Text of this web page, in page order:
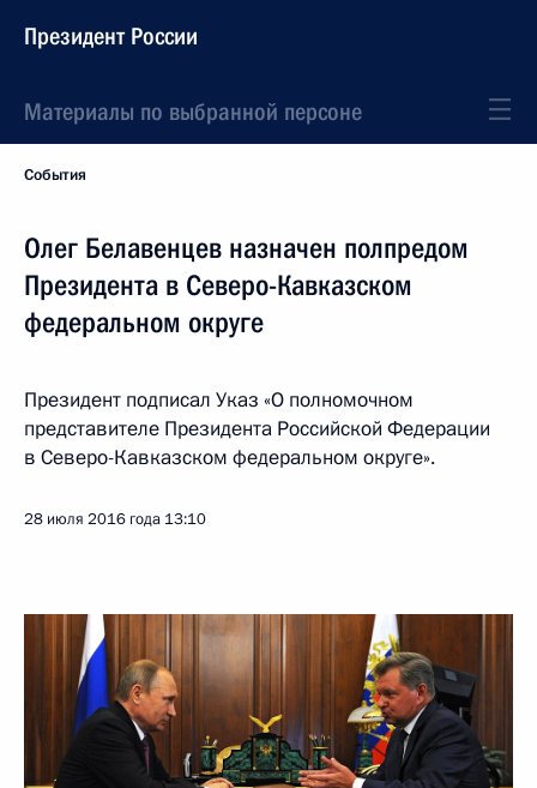
Президент России
Материалы по выбранной персоне
События
Олег Белавенцев назначен полпредом
Президента в Северо-Кавказском
федеральном округе
Президент подписал Указ «О полномочном
представителе Президента Российской Федерации
в Северо-Кавказском федеральном округе».
28 июля 2016 года 13:10